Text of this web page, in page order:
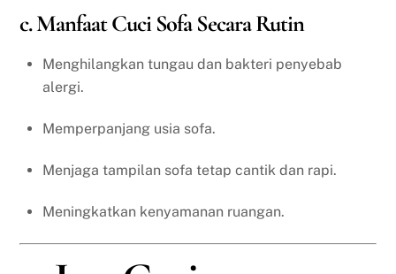
c. Manfaat Cuci Sofa Secara Rutin
Menghilangkan tungau dan bakteri penyebab
alergi.
Memperpanjang usia sofa.
Menjaga tampilan sofa tetap cantik dan rapi.
Meningkatkan kenyamanan ruangan.